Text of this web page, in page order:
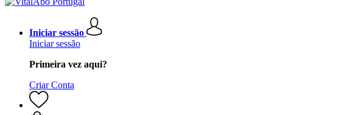
Iniciar sessão
Iniciar sessão
Primeira vez aqui?
Criar Conta